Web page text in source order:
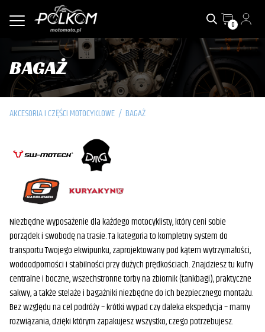
0
BAGAŻ
AKCESORIA I CZĘŚCI MOTOCYKLOWE / BAGAŻ
Niezbędne wyposażenie dla każdego motocyklisty, który ceni sobie
porządek i swobodę na trasie. Ta kategoria to kompletny system do
transportu Twojego ekwipunku, zaprojektowany pod kątem wytrzymałości,
wodoodporności i stabilności przy dużych prędkościach. Znajdziesz tu kufry
centralne i boczne, wszechstronne torby na zbiornik (tankbagi), praktyczne
sakwy, a także stelaże i bagażniki niezbędne do ich bezpiecznego montażu.
Bez względu na cel podróży – krótki wypad czy daleka ekspedycja – mamy
rozwiązania, dzięki którym zapakujesz wszystko, czego potrzebujesz.